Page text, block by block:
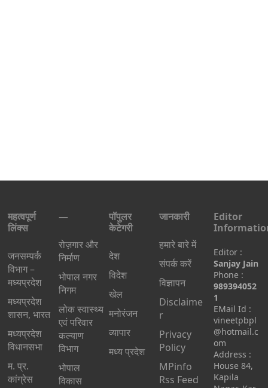
महत्वपूर्ण
लिंक्स
जनसम्पर्क
विभाग –
मध्यप्रदेश
मध्यप्रदेश
शासन, भारत
मध्‍यप्रदेश
विधानसभा
म. प्र.
कांग्रेस
—
रोज़गार और
निर्माण
भोपाल नगर
निगम
लोक स्वास्थ्य
एवं परिवार
कल्याण
विभाग
भोपाल
विकास
पॉपुलर
केटेगरी
देश
विदेश
खेल
मनोरंजन
व्यापार
मध्य प्रदेश
जानकारी
हमारे बारे में
संपर्क करें
विज्ञापन
Disclaime
r
Privacy
Policy
MPinfo
Rss Feed
Editor
Editor :
Sanjay Jain
Phone :
989394052
1
EMail Id :
vineetpbpl
@hotmail.c
om
Address :
House 84,
Kapila